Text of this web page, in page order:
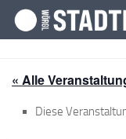
Zum Inhalt
« Alle
Diese